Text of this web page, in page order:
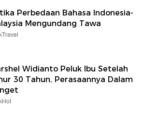
Perbedaan Bahasa Indonesia-
Mengundang Tawa
Widianto Peluk Ibu Setelah
30 Tahun, Perasaannya Dalam